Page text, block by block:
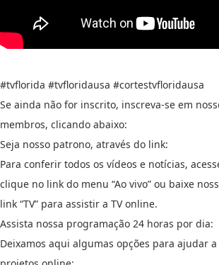
#tvflorida #tvfloridausa #cortestvfloridausa
Se ainda não for inscrito, inscreva-se em
membros, clicando abaixo:
Seja nosso patrono, através do link:
Para conferir todos os vídeos e notícias,
clique no link do menu “Ao vivo” ou baixe
link “TV” para assistir a TV online.
Assista nossa programação 24 horas por dia:
Deixamos aqui algumas opções para ajudar